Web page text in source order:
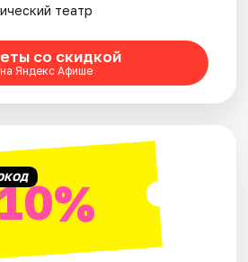
театр
со скидкой
на Яндекс Афише